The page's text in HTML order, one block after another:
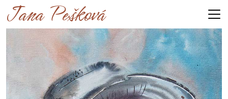
Jana Pešková